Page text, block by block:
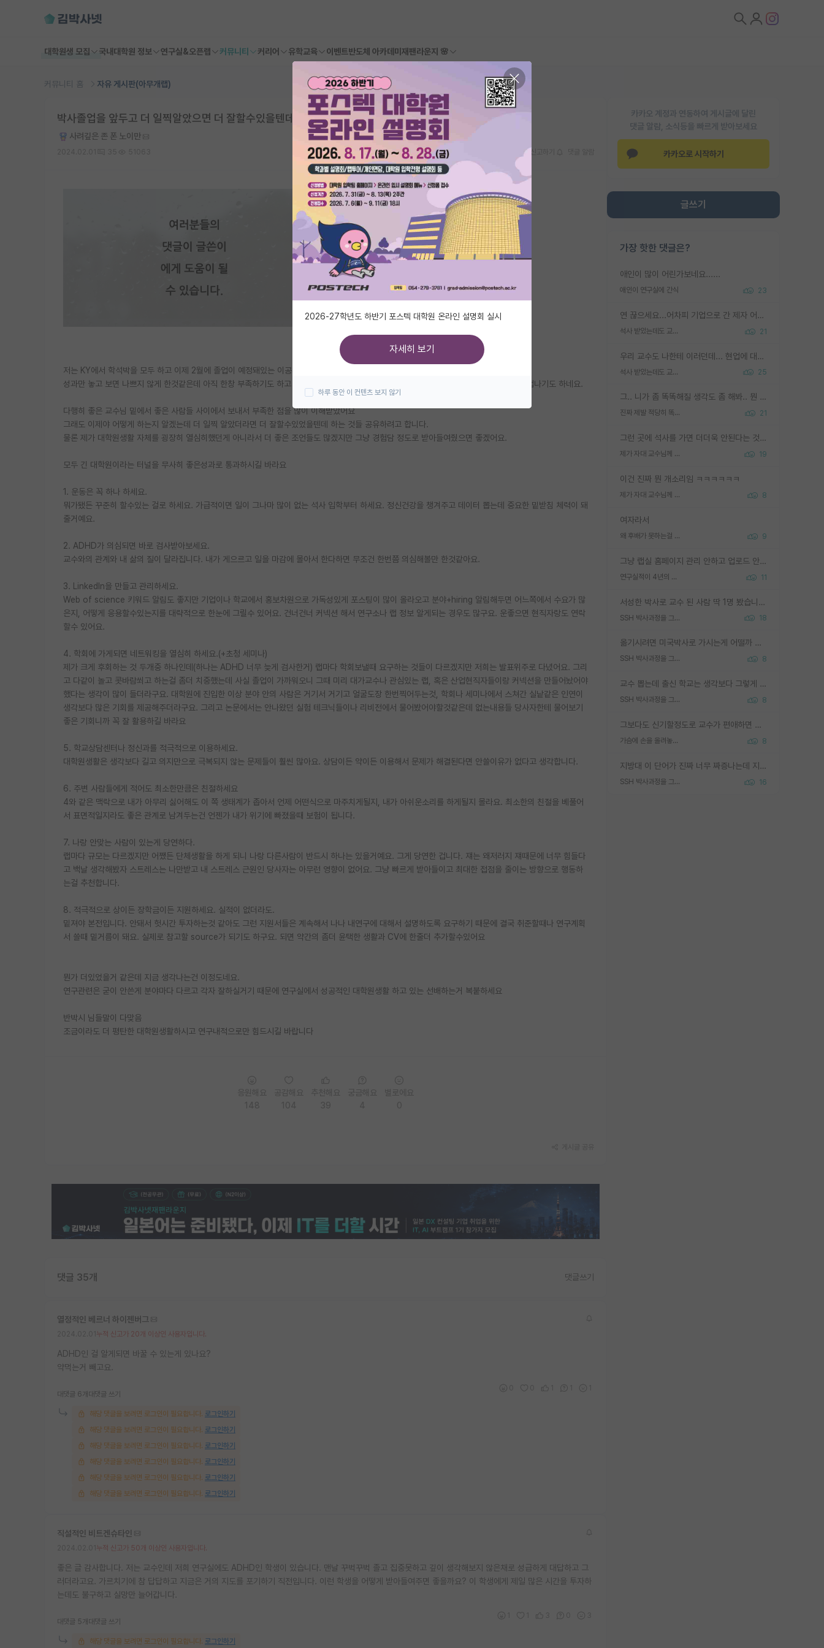
대학원생 모집 국내대학원 정보 연구실&오픈랩 커뮤니티 커리어 유학교육 이벤트반도체 아카데미 재팬라운지 🌸
커뮤니티 홈 자유 게시판(아무개랩)
카카오 계정과 연동하여 게시글에 달린
댓글 알람, 소식등을 빠르게 받아보세요
카카오로 시작하기
글쓰기
가장 핫한 댓글은?
애인이 많이 어린가보네요......
애인이 연구실에 간식 23
연 끊으세요...어차피 기업으로 간 제자 어떻게 못합니다. 기업에서는 교수들 사기꾼으로 보는 시선도 강하고, 앞에서나 교수님하고 떠받들어주지 많이 무시합니다. 영향력도 0에 수렴합니다. 그리고 생각해보십시오. 석사로 기업간 제자가 무슨 힘이 있다고 과제를 달라고 합니까? 말만 교수지 무능력자라고 생각합니다. 세금이 아깝습니다.
석사 받았는데도 교수랑 연락한다. 21
우리 교수도 나한테 이러던데... 현업에 대해 이해가 전혀 없고, 자기 말이면 다 되는 줄 알고. 학위동안 지도는 커녕 잡일만 시켜놓고 이제와서 주기적으로 연락 없으면 싸가지 없는 제자가 되버림.
석사 받았는데도 교수랑 연락한다. 25
그.. 니가 좀 똑똑해질 생각도 좀 해봐.. 뭔 연구를 선배랑 계속 같이할 생각을하냐 박사과정이
진짜 제발 적당히 똑똑한 박사과정이라도 위에 있었으면.. 21
그런 곳에 석사를 가면 더더욱 안된다는 것을 깨달으시면 된겁니다!
제가 자대 교수님께 무례하게 행동한 걸까요? 19
이건 진짜 뭔 개소리임 ㅋㅋㅋㅋㅋㅋ
제가 자대 교수님께 무례하게 행동한 걸까요? 8
여자라서
왜 후배가 못하는걸 교수님은 내 책임으로 돌리는걸까요? 9
그냥 랩실 홈페이지 관리 안하고 업로드 안한거 아님?
연구실적이 4년의 공백이 있는거 어떻게 생각하냐 11
서성한 박사로 교수 된 사람 딱 1명 봤습니다. 근데 지방대 박사로 교수된 거는 기적이 일어나야되요. 서성한 학부부터여도 빡센게 교수임용일텐데 지방대박사로 무슨 교수가 되나요...... 중소기업/중견기업 팀장급/연구소장급이나 될거 같네요.
SSH 박사과정을 그만두고 지방대 박사로 옮기면 교수의 꿈은 끝일까요? 18
옮기시려면 미국박사로 가시는게 어떨까 싶네요. 교수가 꿈이면 미국박사 하고 미국교수 까지 같이 노리시는게 기회가 많지 않을까요?
SSH 박사과정을 그만두고 지방대 박사로 옮기면 교수의 꿈은 끝일까요? 8
교수 뽑는데 출신 학교는 생각보다 그렇게 안 봄. 앞으로는 더 안 보게 될거임. 박사는 어디서 진행해도 됨. 단, 제대로 쌓고 좋은 실적 만들 수 있다면. 그런데 지방대는 그럴 가능성이 지극히 낮음. 나만 열심히 잘 하면 된다? 인간은 주변 환경에 지배되는 나약한 존재임. 주변의 지방대 대학원생과 섞이고 지방 특유의 여유로움 또는 나쁘게 얘기해서 나태함에 젖어 살다보면 교수의 꿈 자체를 잊어버리게 될 가능성도 있음. 주변 환경이 70~80%임.
SSH 박사과정을 그만두고 지방대 박사로 옮기면 교수의 꿈은 끝일까요? 8
그보다도 신기할정도로 교수가 편애하면 그사람만 논문이 되더라구요 내용이 다른 사람보다 허접해도요
가슴에 손을 올려놓고 싫어하는 사람 불공정하게 리뷰 8
지방대 이 단어가 진짜 너무 짜증나는데 지방대면 다 그냥 쓰레기인가요? 무슨 말 같지도 않은 댓글들이 있는건지??? 지방에도 충분히 좋은 대학 많고 충분히 잘하는 교수님들 많습니다 포항공대 4개 IST 대표 지거국들 여기 모두 다 지방에 있고 여기 출신들 중에 교수하는 분들 적지 않습니다 지거국 출신이 무슨 교수를 하냐?라고 생각할 사람들 많은데 상위 대표 지거국에 아웃라이어들 많습니다 결국 개인의 연구역량과 실적이 중요합니다 이 역량을 펼치는데 있어서 지도교수와의 합도 중요합니다. 그리고 경력이 필요하면 해외포닥까지 다녀오세요
SSH 박사과정을 그만두고 지방대 박사로 옮기면 교수의 꿈은 끝일까요? 16
박사졸업을 앞두고 더 일찍알았으면 더 잘할수있을텐데 싶은 것들
사려깊은 존 폰 노이만
저는 KY에서 학석박을 모두 하고 이제 2월에 졸업이 예정돼있는 이공계 말하는 감자입니다.(ML/CS x)
성과만 놓고 보면 나쁘지 않게 한것같은데 아직 한창 부족하기도 하고 이제야 대학원생활을 본격적으로 해볼 마음이 생겼는데 졸업하게 돼서 겁나기도 하네요.
다행히 좋은 교수님 밑에서 좋은 사람들 사이에서 보내서 부족한 점을 많이 이해받았어요
그래도 이제야 어떻게 하는지 알겠는데 더 일찍 알았더라면 더 잘할수있었을텐데 하는 것들 공유하려고 합니다.
물론 제가 대학원생활 자체를 굉장히 열심히했던게 아니라서 더 좋은 조언들도 많겠지만 그냥 경험담 정도로 받아들여줬으면 좋겠어요.
모두 긴 대학원이라는 터널을 무사히 좋은성과로 통과하시길 바라요
1. 운동은 꼭 하나 하세요.
뭐가됐든 꾸준히 할수있는 걸로 하세요. 가급적이면 일이 그나마 많이 없는 석사 입학부터 하세요. 정신건강을 챙겨주고 데이터 뽑는데 중요한 밑받침 체력이 돼
줄거예요.
2. ADHD가 의심되면 바로 검사받아보세요.
교수와의 관계와 내 삶의 질이 달라집니다. 내가 게으르고 일을 마감에 몰아서 한다하면 무조건 한번쯤 의심해볼만 한것같아요.
3. LinkedIn을 만들고 관리하세요.
Web of science 키워드 알림도 좋지만 기업이나 학교에서 홍보차원으로 가독성있게 포스팅이 많이 올라오고 분야+hiring 알림해두면 어느쪽에서 수요가 많
은지, 어떻게 응용할수있는지를 대략적으로 한눈에 그릴수 있어요. 건너건너 커넥션 해서 연구소나 랩 정보 알게되는 경우도 많구요. 운좋으면 현직자랑도 연락
할수 있어요.
4. 학회에 가게되면 네트워킹을 열심히 하세요.(+초청 세미나)
제가 크게 후회하는 것 두개중 하나인데(하나는 ADHD 너무 늦게 검사한거) 랩마다 학회보낼때 요구하는 것들이 다르겠지만 저희는 발표위주로 다녔어요. 그리
고 다같이 놀고 콧바람쐬고 하는걸 좀더 치중했는데 사실 졸업이 가까워오니 그때 미리 대가교수나 관심있는 랩, 혹은 산업현직자들이랑 커넥션을 만들어놨어야
했다는 생각이 많이 들더라구요. 대학원에 진입한 이상 분야 안의 사람은 거기서 거기고 얼굴도장 한번찍어두는것, 학회나 세미나에서 스쳐간 실낱같은 인연이
생각보다 많은 기회를 제공해주더라구요. 그리고 논문에서는 안나왔던 실험 테크닉들이나 리비전에서 물어봤어야할것같은데 없는내용들 당사자한테 물어보기
좋은 기회니까 꼭 잘 활용하길 바라요
5. 학교상담센터나 정신과를 적극적으로 이용하세요.
대학원생활은 생각보다 길고 의지만으로 극복되지 않는 문제들이 훨씬 많아요. 상담이든 약이든 이용해서 문제가 해결된다면 안쓸이유가 없다고 생각합니다.
6. 주변 사람들에게 적어도 최소한만큼은 친절하세요
4와 같은 맥락으로 내가 아무리 싫어해도 이 쪽 생태계가 좁아서 언제 어떤식으로 마주치게될지, 내가 아쉬운소리를 하게될지 몰라요. 최소한의 친절을 베풀어
서 표면적일지라도 좋은 관계로 남겨두는건 언젠가 내가 위기에 빠졌을때 보험이 됩니다.
7. 나랑 안맞는 사람이 있는게 당연하다.
랩마다 규모는 다르겠지만 어쨌든 단체생활을 하게 되니 나랑 다른사람이 반드시 하나는 있을거예요. 그게 당연한 겁니다. 쟤는 왜저러지 쟤때문에 너무 힘들다
고 백날 생각해봤자 스트레스는 나만받고 내 스트레스 근원인 당사자는 아무런 영향이 없어요. 그냥 빠르게 받아들이고 최대한 접점을 줄이는 방향으로 행동하
는걸 추천합니다.
8. 적극적으로 상이든 장학금이든 지원하세요. 실적이 없더라도.
밑져야 본전입니다. 안돼서 헛시간 투자하는것 같아도 그런 지원서들은 계속해서 나나 내연구에 대해서 설명하도록 요구하기 때문에 결국 취준할때나 연구계획
서 쓸때 밑거름이 돼요. 실제로 참고할 source가 되기도 하구요. 되면 약간의 좀더 윤택한 생활과 CV에 한줄더 추가할수있어요
뭔가 더있었을거 같은데 지금 생각나는건 이정도네요.
연구관련은 굳이 안쓴게 분야마다 다르고 각자 잘하실거기 때문에 연구실에서 성공적인 대학원생활 하고 있는 선배하는거 복붙하세요
반박시 님들말이 다맞음
조금이라도 더 평탄한 대학원생활하시고 연구내적으로만 힘드시길 바랍니다
댓글 35개 댓글쓰기
열정적인 베르너 하이젠버그
누적 신고가 20개 이상인 사용자입니다.
ADHD인 걸 알게되면 바꿀 수 있는게 있나요?
약먹는거 빼고요.
대댓글 6개 대댓글 쓰기
해당 댓글을 보려면 로그인이 필요합니다. 로그인하기
해당 댓글을 보려면 로그인이 필요합니다. 로그인하기
해당 댓글을 보려면 로그인이 필요합니다. 로그인하기
해당 댓글을 보려면 로그인이 필요합니다. 로그인하기
해당 댓글을 보려면 로그인이 필요합니다. 로그인하기
해당 댓글을 보려면 로그인이 필요합니다. 로그인하기
직설적인 비트겐슈타인
누적 신고가 50개 이상인 사용자입니다.
좋은 글 감사합니다. 저는 교수인데 저희 연구실에도 ADHD인 학생이 있습니다. 맨날 꾸벅꾸벅 졸고 집중못하고 깊이 생각해보지 않은채로 성급하게 대답하고 그
러더라고요. 가르치기에 참 답답하고 지금은 거의 지도를 포기하기 직전입니다. 이런 학생을 어떻게 받아들여주면 좋을까요? 이 학생에게 제일 많은 시간을 투자하
는데도 불구하고 실망만 늘어갑니다.
대댓글 5개 대댓글 쓰기
해당 댓글을 보려면 로그인이 필요합니다. 로그인하기
2026-27학년도 하반기 포스텍 대학원 온라인 설명회 실시
자세히 보기
하루 동안 이 컨텐츠 보지 않기